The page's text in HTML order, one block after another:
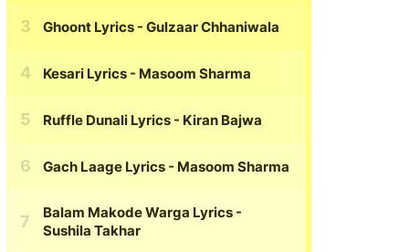
Ghoont Lyrics - Gulzaar Chhaniwala
Kesari Lyrics - Masoom Sharma
Ruffle Dunali Lyrics - Kiran Bajwa
Gach Laage Lyrics - Masoom Sharma
Balam Makode Warga Lyrics -
Sushila Takhar